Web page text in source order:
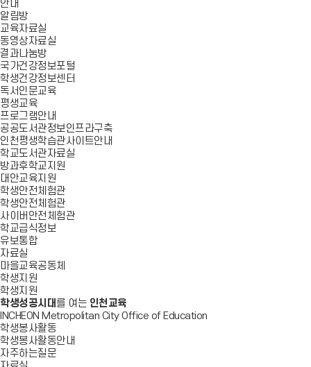
안내
알림방
교육자료실
동영상자료실
결과나눔방
국가건강정보포털
학생건강정보센터
독서인문교육
평생교육
프로그램안내
공공도서관정보인프라구축
인천평생학습관사이트안내
학교도서관자료실
방과후학교지원
대안교육지원
학생안전체험관
학생안전체험관
사이버안전체험관
학교급식정보
유보통합
자료실
마을교육공동체
학생지원
학생지원
학생성공시대 를 여는 인천교육
INCHEON Metropolitan City Office of Education
학생봉사활동
학생봉사활동안내
자주하는질문